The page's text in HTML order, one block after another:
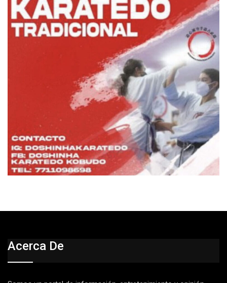
Acerca De